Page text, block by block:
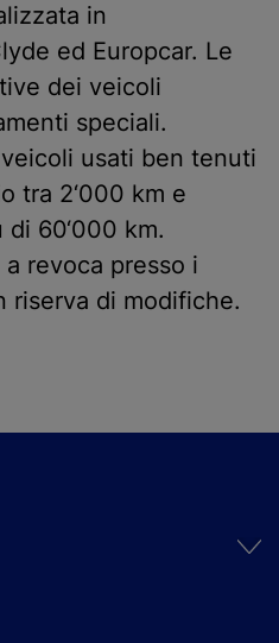
in
ed Europcar. Le
dei veicoli
speciali.
usati ben tenuti
tra 2‘000 km e
60‘000 km.
revoca presso i
riserva di modifiche.